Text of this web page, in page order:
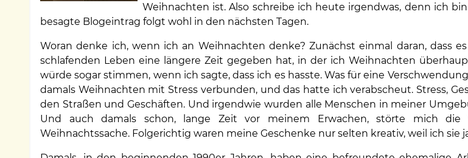
Weihnachten ist. Also schreibe ich heute irgendwas, denn ich
besagte Blogeintrag folgt wohl in den nächsten Tagen.
Woran denke ich, wenn ich an Weihnachten denke? Zunächst einmal daran, dass
schlafenden Leben eine längere Zeit gegeben hat, in der ich Weihnachten
würde sogar stimmen, wenn ich sagte, dass ich es hasste. Was für eine
damals Weihnachten mit Stress verbunden, und das hatte ich verabscheut. Stress,
den Straßen und Geschäften. Und irgendwie wurden alle Menschen in meiner
Und auch damals schon, lange Zeit vor meinem Erwachen, störte mich die
Weihnachtssache. Folgerichtig waren meine Geschenke nur selten kreativ, weil ich sie